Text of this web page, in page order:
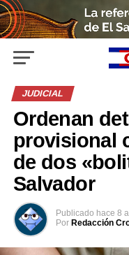
JUDICIAL
Ordenan
provisional
de dos
Salvador
Publicado hace 8
Por Redacción